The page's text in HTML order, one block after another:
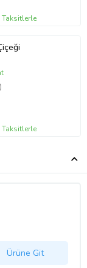
Taksitlerle
Taksitlerle
Ürüne Git